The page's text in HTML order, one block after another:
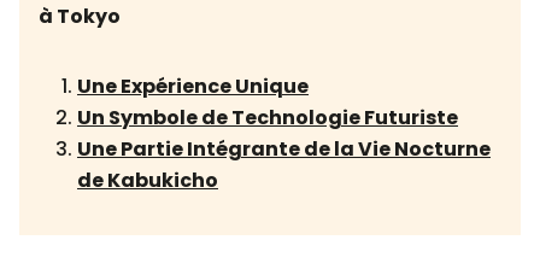
à Tokyo
Une Expérience Unique
Un Symbole de Technologie Futuriste
Une Partie Intégrante de la Vie Nocturne
de Kabukicho